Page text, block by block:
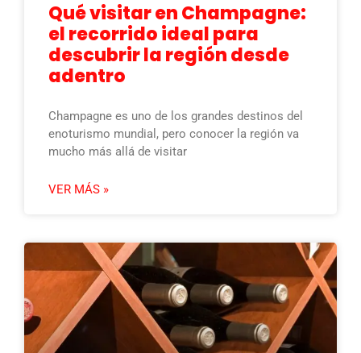
Qué visitar en Champagne:
el recorrido ideal para
descubrir la región desde
adentro
Champagne es uno de los grandes destinos del
enoturismo mundial, pero conocer la región va
mucho más allá de visitar
VER MÁS »